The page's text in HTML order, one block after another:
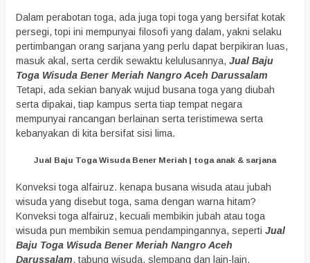
Dalam perabotan toga, ada juga topi toga yang bersifat kotak
persegi, topi ini mempunyai filosofi yang dalam, yakni selaku
pertimbangan orang sarjana yang perlu dapat berpikiran luas,
masuk akal, serta cerdik sewaktu kelulusannya, Jual Baju
Toga Wisuda Bener Meriah Nangro Aceh Darussalam
Tetapi, ada sekian banyak wujud busana toga yang diubah
serta dipakai, tiap kampus serta tiap tempat negara
mempunyai rancangan berlainan serta teristimewa serta
kebanyakan di kita bersifat sisi lima.
Jual Baju Toga Wisuda Bener Meriah | toga anak & sarjana
Konveksi toga alfairuz. kenapa busana wisuda atau jubah
wisuda yang disebut toga, sama dengan warna hitam?
Konveksi toga alfairuz, kecuali membikin jubah atau toga
wisuda pun membikin semua pendampingannya, seperti Jual
Baju Toga Wisuda Bener Meriah Nangro Aceh
Darussalam, tabung wisuda, slempang dan lain-lain.